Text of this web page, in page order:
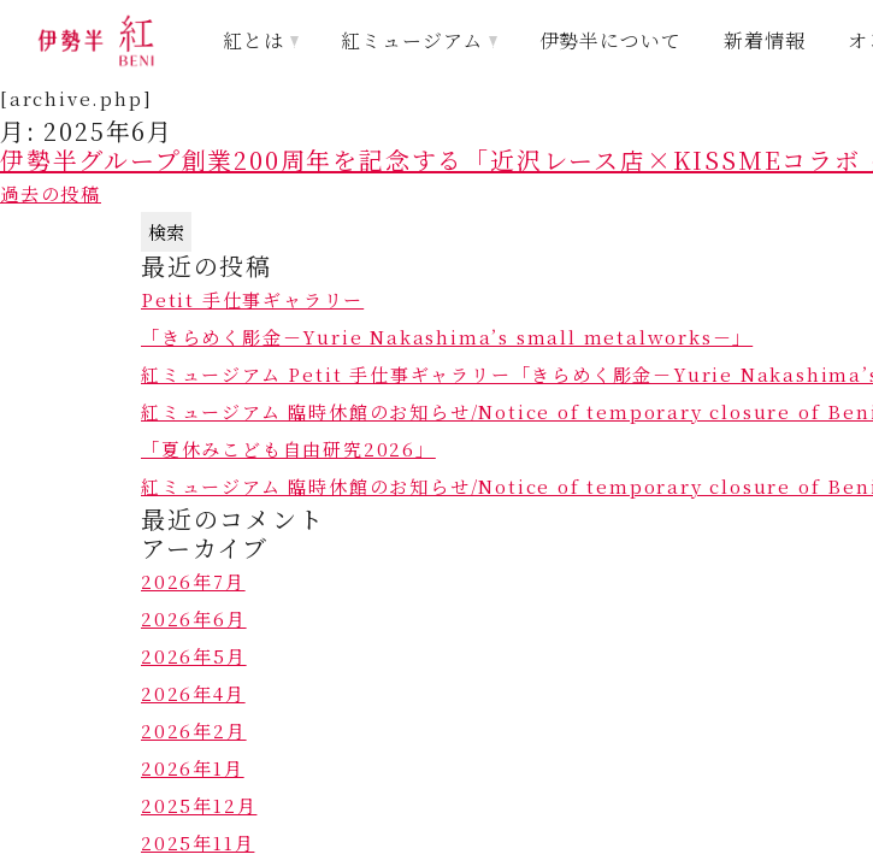
紅とは 紅ミュージアム 伊勢半について 新着情報
[archive.php]
月: 2025年6月
伊勢半グループ創業200周年を記念する「近沢レース店×KISSMEコラボ
投
過去の投稿
検
索:
最近の投稿
Petit 手仕事ギャラリー
「きらめく彫金－Yurie Nakashima’s small metalworks－」
紅ミュージアム Petit 手仕事ギャラリー「きらめく彫金－Yurie
紅ミュージアム 臨時休館のお知らせ/Notice of temporary closure of
「夏休みこども自由研究2026」
紅ミュージアム 臨時休館のお知らせ/Notice of temporary closure of
最近のコメント
アーカイブ
2026年7月
2026年6月
2026年5月
2026年4月
2026年2月
2026年1月
2025年12月
2025年11月